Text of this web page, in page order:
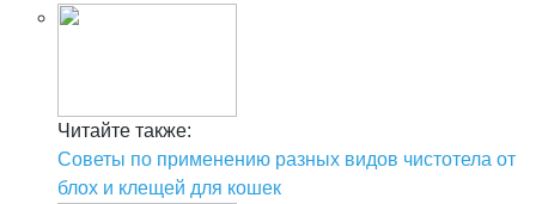
Читайте также:
Советы по применению разных видов чистотела от
блох и клещей для кошек